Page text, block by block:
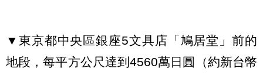
▼東京都中央區銀座5文具店「鳩居堂」前的
地段，每平方公尺達到4560萬日圓（約新台幣